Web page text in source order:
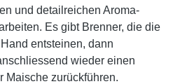
& Weingut GmbHLand:
GengenbachStraße:
77723E-Mail:
Informationen:
und Lukas Wild
und detailreichen Aroma-
Es gibt Brenner, die die
entsteinen, dann
wieder einen
Maische zurückführen.